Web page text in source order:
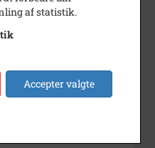
usikker.
af statistik.
Accepter valgte